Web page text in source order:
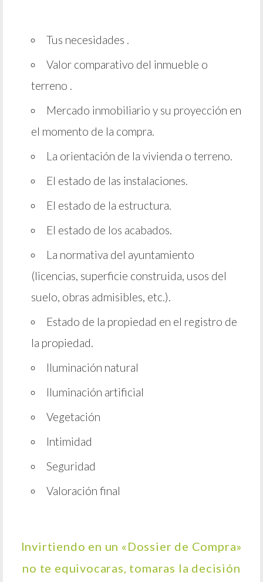
Tus necesidades .
Valor comparativo del inmueble o
terreno .
Mercado inmobiliario y su proyección en
el momento de la compra.
La orientación de la vivienda o terreno.
El estado de las instalaciones.
El estado de la estructura.
El estado de los acabados.
La normativa del ayuntamiento
(licencias, superficie construida, usos del
suelo, obras admisibles, etc.).
Estado de la propiedad en el registro de
la propiedad.
Iluminación natural
Iluminación artificial
Vegetación
Intimidad
Seguridad
Valoración final
Invirtiendo en un «Dossier de Compra»
no te equivocaras, tomaras la decisión